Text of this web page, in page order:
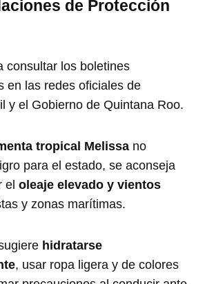
de Protección
consultar los boletines
en las redes oficiales de
y el Gobierno de Quintana Roo.
tropical Melissa no
para el estado, se aconseja
eloleaje elevado y vientos
y zonas marítimas.
hidratarse
, usar ropa ligera y de colores